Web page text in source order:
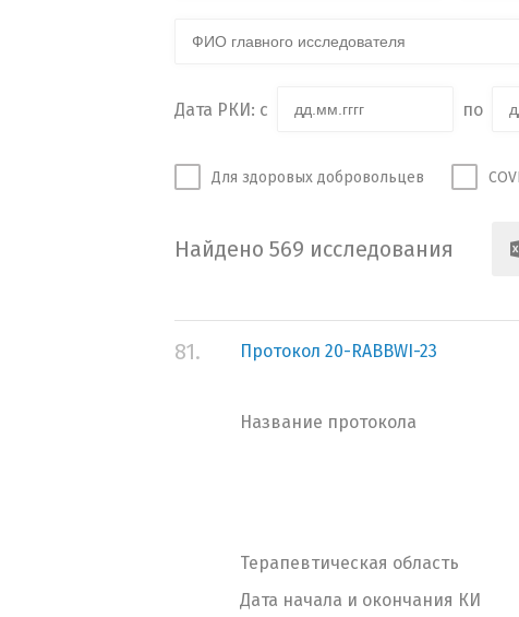
Дата РКИ: с по
Для здоровых добровольцев
Найдено 569 исследования
81. Протокол 20-RABBWI-23
Название протокола
Терапевтическая область
Дата начала и окончания КИ